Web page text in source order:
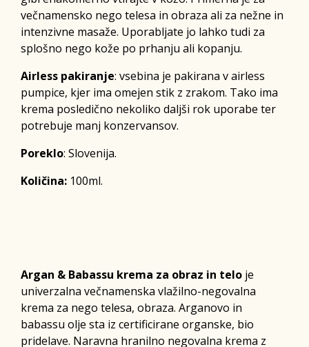
večnamensko nego telesa in obraza ali za nežne in
intenzivne masaže. Uporabljate jo lahko tudi za
splošno nego kože po prhanju ali kopanju.
Airless pakiranje: vsebina je pakirana v airless
pumpice, kjer ima omejen stik z zrakom. Tako ima
krema posledično nekoliko daljši rok uporabe ter
potrebuje manj konzervansov.
Poreklo: Slovenija.
Količina: 100ml.
Argan & Babassu krema za obraz in telo je
univerzalna večnamenska vlažilno-negovalna
krema za nego telesa, obraza. Arganovo in
babassu olje sta iz certificirane organske, bio
pridelave. Naravna hranilno negovalna krema z